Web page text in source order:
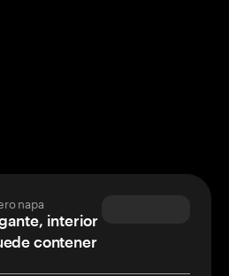
napa
interior
contener